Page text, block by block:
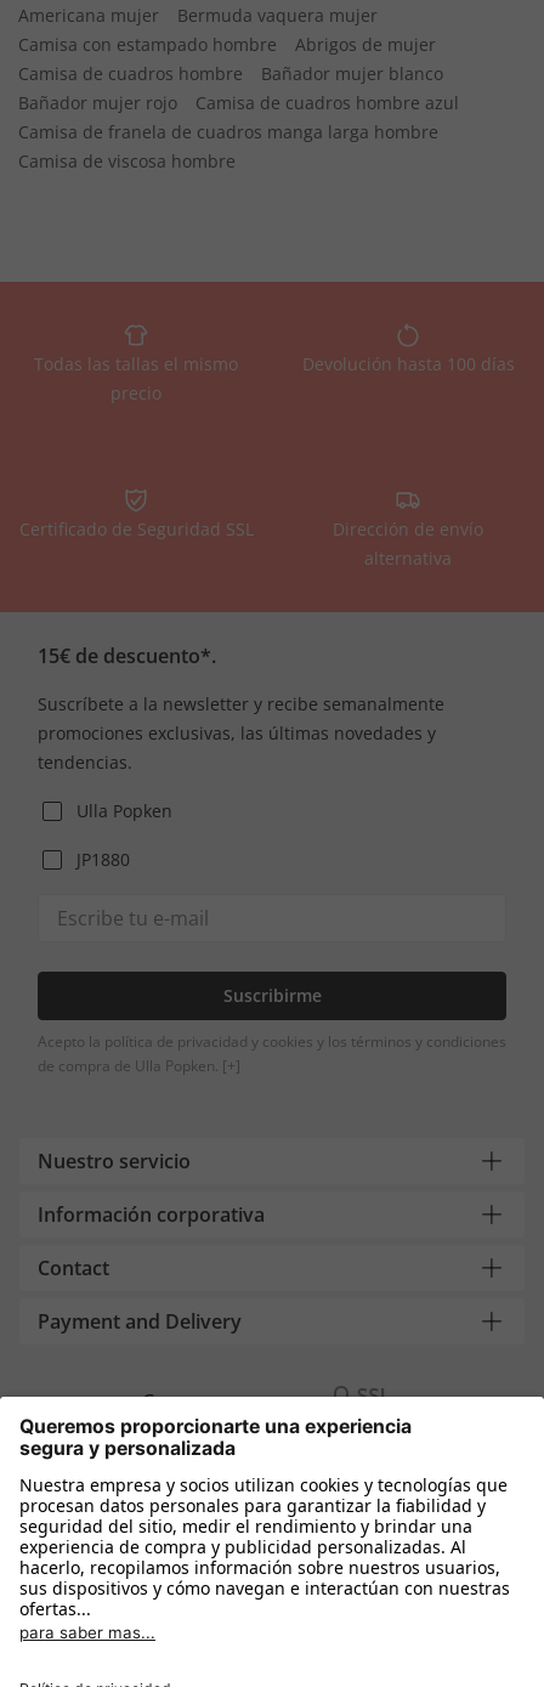
Americana mujer
Bermuda vaquera mujer
Camisa con estampado hombre
Abrigos de mujer
Camisa de cuadros hombre
Bañador mujer blanco
Bañador mujer rojo
Camisa de cuadros hombre azul
Camisa de franela de cuadros manga larga hombre
Camisa de viscosa hombre
Todas las tallas el mismo
precio
Devolución hasta 100 días
Certificado de Seguridad SSL
Dirección de envío
alternativa
15€ de descuento*.
Suscríbete a la newsletter y recibe semanalmente
promociones exclusivas, las últimas novedades y
tendencias.
Ulla Popken
JP1880
Suscribirme
Acepto la política de privacidad y cookies y los términos y condiciones
de compra de Ulla Popken. [+]
Nuestro servicio
Información corporativa
Contact
Payment and Delivery
Compra segura con
Más tiendas online
España